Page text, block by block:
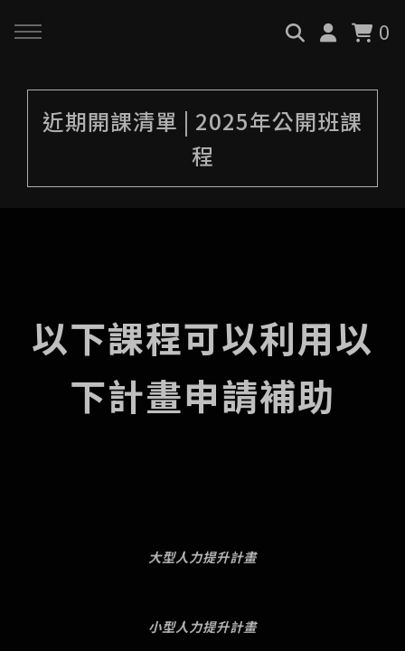
0
回主選單
最新消息
執行實績
回主選單
AiGC學院
回主選單
小型人力提升計畫申請
止)
創業顧問免費諮詢申請
近期開課清單 | 2025年公開班課
程
以下課程可以利用以
下計畫申請補助
大型人力提升計畫
小型人力提升計畫